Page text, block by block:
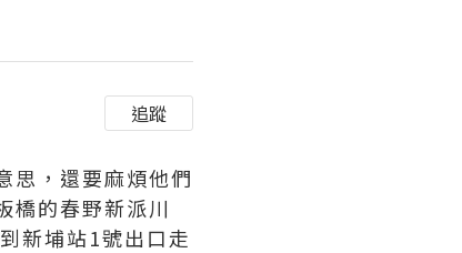
追蹤
思，還要麻煩他們
橋的春野新派川
新埔站1號出口走